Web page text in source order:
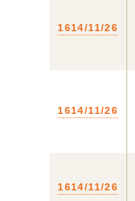
1614/11/26
1614/11/26
1614/11/26